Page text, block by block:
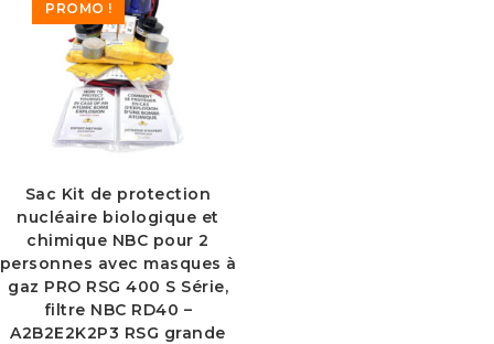
PROMO !
Sac Kit de protection
nucléaire biologique et
chimique NBC pour 2
personnes avec masques à
gaz PRO RSG 400 S Série,
filtre NBC RD40 –
A2B2E2K2P3 RSG grande